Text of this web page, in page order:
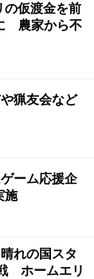
仮渡金を前
農家から不
猟友会など
ーム応援企
施
れの国スタ
ホームエリ